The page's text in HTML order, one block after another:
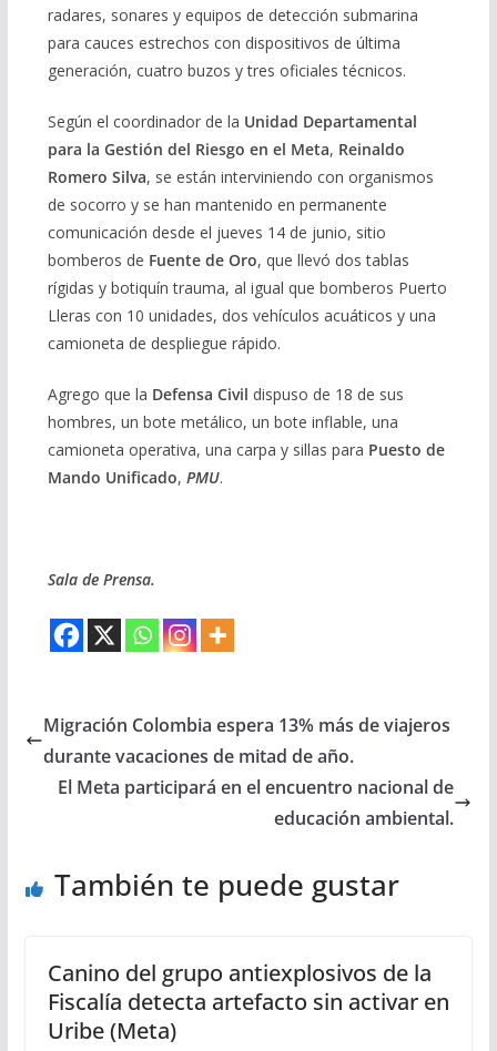
radares, sonares y equipos de detección submarina
para cauces estrechos con dispositivos de última
generación, cuatro buzos y tres oficiales técnicos.
Según el coordinador de la Unidad Departamental
para la Gestión del Riesgo en el Meta, Reinaldo
Romero Silva, se están interviniendo con organismos
de socorro y se han mantenido en permanente
comunicación desde el jueves 14 de junio, sitio
bomberos de Fuente de Oro, que llevó dos tablas
rígidas y botiquín trauma, al igual que bomberos Puerto
Lleras con 10 unidades, dos vehículos acuáticos y una
camioneta de despliegue rápido.
Agrego que la Defensa Civil dispuso de 18 de sus
hombres, un bote metálico, un bote inflable, una
camioneta operativa, una carpa y sillas para Puesto de
Mando Unificado, PMU.
Sala de Prensa.
Migración Colombia espera 13% más de viajeros
durante vacaciones de mitad de año.
El Meta participará en el encuentro nacional de
educación ambiental.
También te puede gustar
Canino del grupo antiexplosivos de la
Fiscalía detecta artefacto sin activar en
Uribe (Meta)